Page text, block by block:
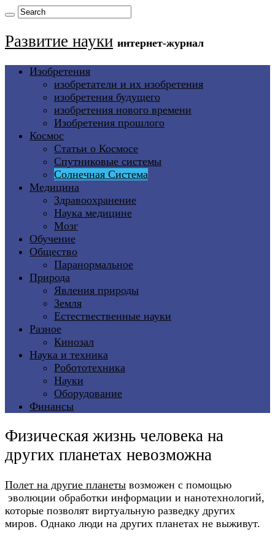
Развитие науки интернет-журнал
Изобретения
изобретатели и их изобретения
изобретения будущего
изобретения нового времени
Изобретения прошлого
Космос
Статьи о Космосе
Спутниковые системы
Солнечная Система
Медицина
Здравоохранение
Наука медицине
Мозг
Обучение
Общество
Паранормальное
Природа
Явления природы
Земля
Естествественные науки
Разное
Кинозал
Наука и техника
Робототехника
Науки
Оборудование
Финансы
Физическая жизнь человека на
других планетах невозможна
Полет на другие планеты возможен с помощью
эволюции обработки информации и нанотехнологий,
которые позволят виртуальную разведку других
миров. Однако люди на других планетах не выживут.